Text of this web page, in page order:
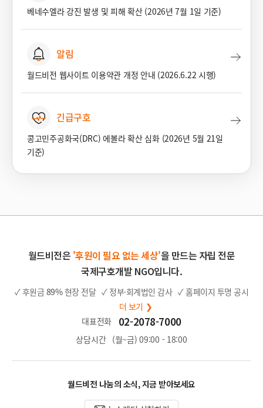
베네수엘라 강진 발생 및 피해 확산 (2026년 7월 1일 기준)
알림
월드비전 웹사이트 이용약관 개정 안내 (2026.6.22 시행)
긴급구호
콩고민주공화국(DRC) 에볼라 확산 심화 (2026년 5월 21일
기준)
월드비전은 '후원이 필요 없는 세상'을 만드는 자립 전문
국제구호개발 NGO입니다.
✓ 후원금 89%현장 전달 ✓ 정부·회계법인 감사 ✓ 홈페이지 투명 공시
더 보기 ❯
대표전화
02-2078-7000
상담시간 (월~금) 09:00 - 18:00
월드비전 나눔의 소식, 지금 받아보세요